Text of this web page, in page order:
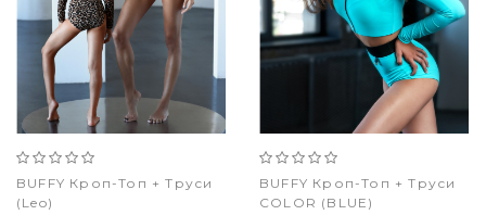
BUFFY Кроп-Топ + Труси
(leo)
BUFFY Кроп-Топ + Труси
COLOR (BLUE)